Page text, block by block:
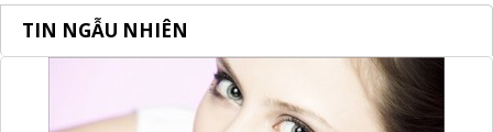
TIN NGẪU NHIÊN